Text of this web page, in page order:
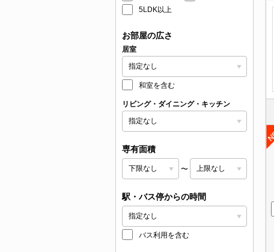
5LDK以上
お部屋の広さ
居室
和室を含む
リビング・ダイニング・キッチン
専有面積
〜
駅・バス停からの時間
バス利用を含む